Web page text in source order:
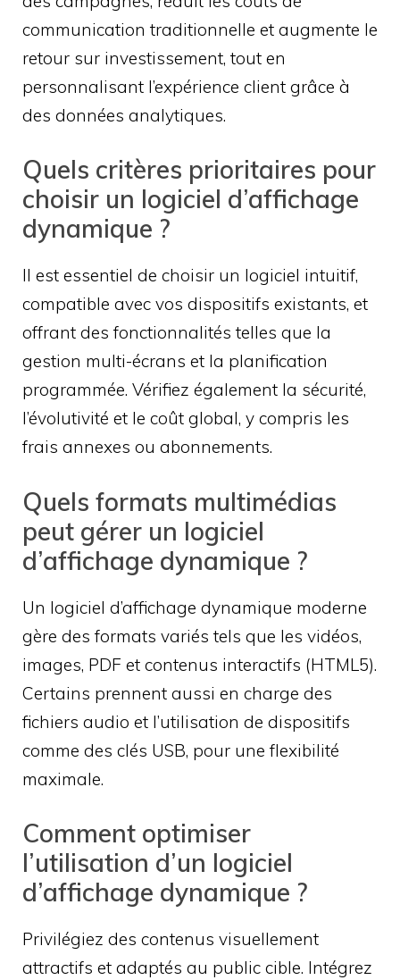
communication traditionnelle et augmente le
retour sur investissement, tout en
personnalisant l’expérience client grâce à
des données analytiques.
Quels critères prioritaires pour
choisir un logiciel d’affichage
dynamique ?
Il est essentiel de choisir un logiciel intuitif,
compatible avec vos dispositifs existants, et
offrant des fonctionnalités telles que la
gestion multi-écrans et la planification
programmée. Vérifiez également la sécurité,
l’évolutivité et le coût global, y compris les
frais annexes ou abonnements.
Quels formats multimédias
peut gérer un logiciel
d’affichage dynamique ?
Un logiciel d’affichage dynamique moderne
gère des formats variés tels que les vidéos,
images, PDF et contenus interactifs (HTML5).
Certains prennent aussi en charge des
fichiers audio et l’utilisation de dispositifs
comme des clés USB, pour une flexibilité
maximale.
Comment optimiser
l’utilisation d’un logiciel
d’affichage dynamique ?
Privilégiez des contenus visuellement
attractifs et adaptés au public cible. Intégrez